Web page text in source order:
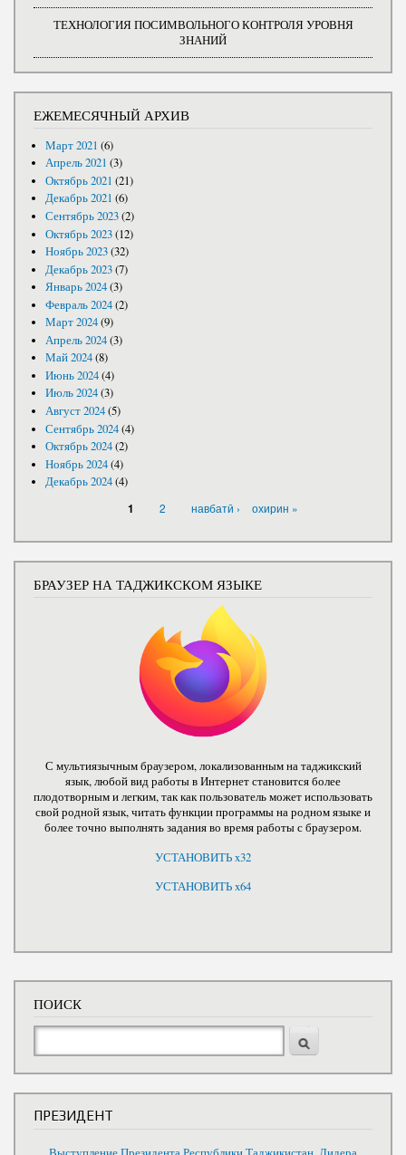
ТЕХНОЛОГИЯ ПОСИМВОЛЬНОГО КОНТРОЛЯ УРОВНЯ
ЗНАНИЙ
ЕЖЕМЕСЯЧНЫЙ АРХИВ
Март 2021 (6)
Апрель 2021 (3)
Октябрь 2021 (21)
Декабрь 2021 (6)
Сентябрь 2023(2)
Октябрь 2023(12)
Ноябрь 2023(32)
Декабрь 2023(7)
Январь 2024(3)
Февраль 2024(2)
Март 2024(9)
Апрель 2024(3)
Май 2024(8)
Июнь 2024(4)
Июль 2024(3)
Август 2024(5)
Сентябрь 2024(4)
Октябрь 2024(2)
Ноябрь 2024(4)
Декабрь 2024(4)
1 2 навбатӣ › охирин »
БРАУЗЕР НА ТАДЖИКСКОМ ЯЗЫКЕ
С мультиязычным браузером, локализованным на таджикский
язык, любой вид работы в Интернет становится более
плодотворным и легким, так как пользователь может использовать
свой родной язык, читать функции программы на родном языке и
более точно выполнять задания во время работы с браузером.
УСТАНОВИТЬ x32
УСТАНОВИТЬ x64
ПОИСК
ПРЕЗИДЕНТ